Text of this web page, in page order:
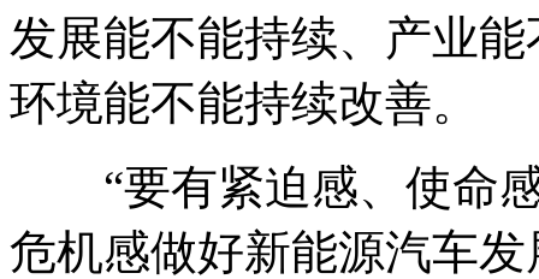
发展能不能持续、产业
环境能不能持续改善。
“要有紧迫感、使命感
危机感做好新能源汽车